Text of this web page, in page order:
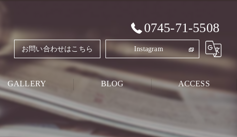
0745-71-5508
お問い合わせはこちら Instagram
GALLERY BLOG
Style Blog
ACCESS